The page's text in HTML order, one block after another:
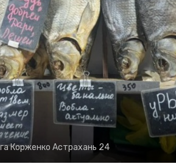
Корженко Астрахань 24